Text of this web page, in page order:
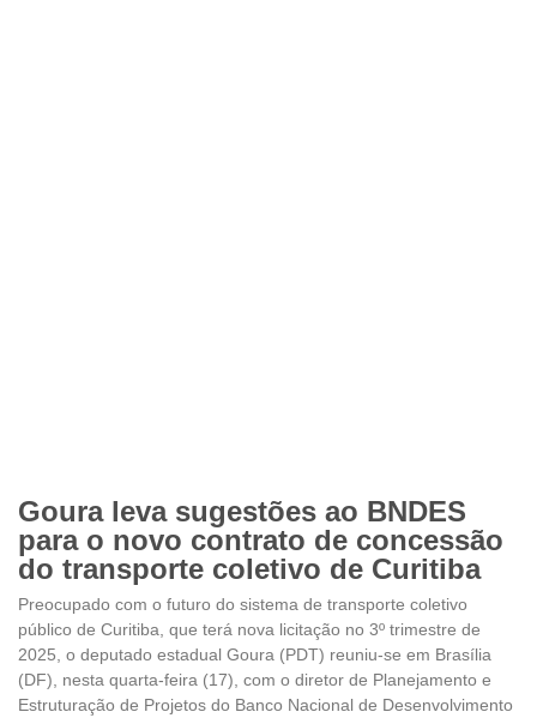
Goura leva sugestões ao BNDES
para o novo contrato de concessão
do transporte coletivo de Curitiba
Preocupado com o futuro do sistema de transporte coletivo
público de Curitiba, que terá nova licitação no 3º trimestre de
2025, o deputado estadual Goura (PDT) reuniu-se em Brasília
(DF), nesta quarta-feira (17), com o diretor de Planejamento e
Estruturação de Projetos do Banco Nacional de Desenvolvimento